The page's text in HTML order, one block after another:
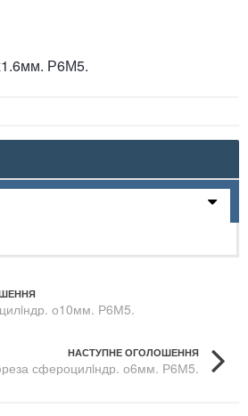
Р6М5.
о10мм. Р6М5.
НАСТУПНЕ ОГОЛОШЕННЯ
сфероцилiндр. о6мм. Р6М5.